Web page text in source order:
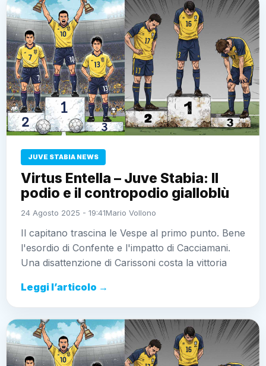
JUVE STABIA NEWS
Virtus Entella – Juve Stabia: Il
podio e il contropodio gialloblù
24 Agosto 2025 - 19:41Mario Vollono
Il capitano trascina le Vespe al primo punto. Bene
l'esordio di Confente e l'impatto di Cacciamani.
Una disattenzione di Carissoni costa la vittoria
Leggi l’articolo →